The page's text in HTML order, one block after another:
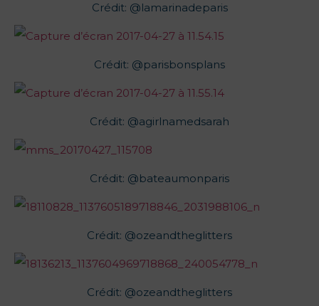
Crédit: @lamarinadeparis
Crédit: @parisbonsplans
Crédit: @agirlnamedsarah
Crédit: @bateaumonparis
Crédit: @ozeandtheglitters
Crédit: @ozeandtheglitters